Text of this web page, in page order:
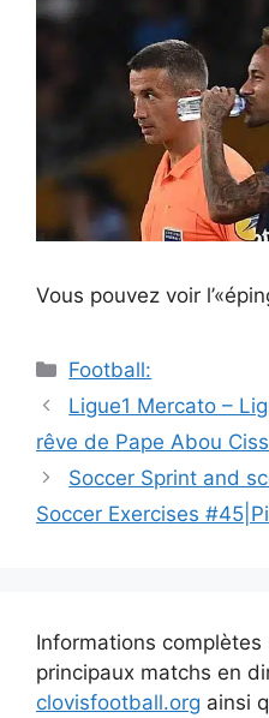
Vous pouvez voir
Catégories
Football:
Navigation
des
Ligue1 Mercato –
rêve de Pape Abou
Soccer Sprint and
Soccer Exercises
Informations
principaux matchs en
clovisfootball.org ainsi